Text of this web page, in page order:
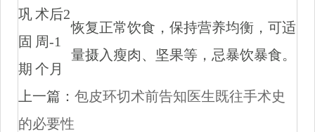
巩
固
期
术后2
周-1
个月
恢复正常饮食，保持营养均衡，可适
量摄入瘦肉、坚果等，忌暴饮暴食。
上一篇：包皮环切术前告知医生既往手术史
的必要性